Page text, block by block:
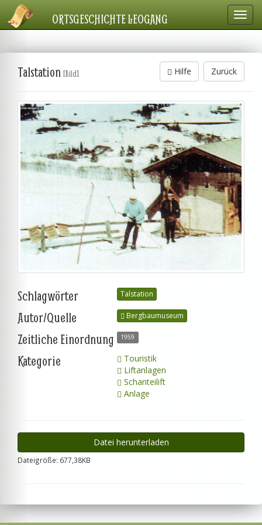
ORTSGESCHICHTE LEOGANG
Zurück
Hilfe
Talstation [Bild]
Schlagwörter Talstation
Autor/Quelle Bergbaumuseum
Zeitliche Einordnung 1959
Kategorie
Touristik
Liftanlagen
Schanteilift
Anlage
Datei herunterladen
Dateigröße: 677,38KB